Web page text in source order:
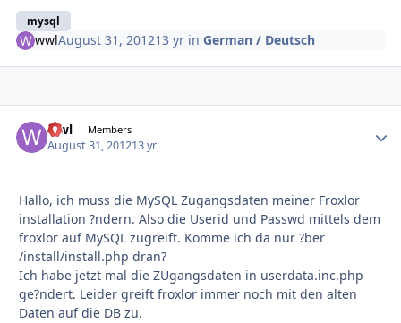
mysql
wwlAugust 31, 201213 yr inGerman / Deutsch
wwl Members
August 31, 201213 yr
Hallo, ich muss die MySQL Zugangsdaten meiner Froxlor
installation ?ndern. Also die Userid und Passwd mittels dem
froxlor auf MySQL zugreift. Komme ich da nur ?ber
/install/install.php dran?
Ich habe jetzt mal die ZUgangsdaten in userdata.inc.php
ge?ndert. Leider greift froxlor immer noch mit den alten
Daten auf die DB zu.